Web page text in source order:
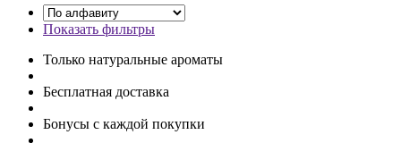
Показать фильтры
Только натуральные ароматы
Бесплатная доставка
Бонусы с каждой покупки